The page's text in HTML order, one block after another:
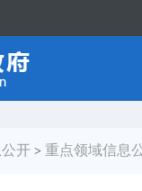
开 > 重点领域信息